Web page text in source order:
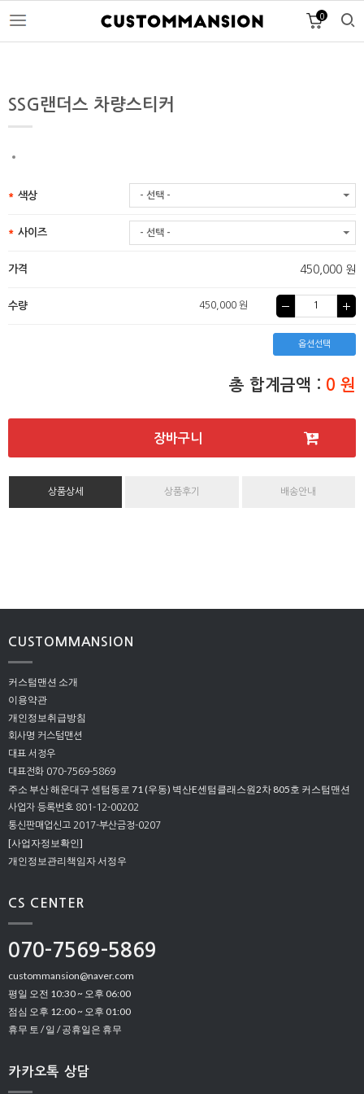
0
SSG랜더스 차량스티커
색상 - 선택 -
사이즈 - 선택 -
가격 450,000 원
수량 450,000 원
옵션선택
총 합계금액 : 0 원
장바구니
상품상세 상품후기 배송안내
CUSTOMMANSION
커스텀맨션 소개
이용약관
개인정보취급방침
회사명 커스텀맨션
대표 서정우
대표전화 070-7569-5869
주소 부산 해운대구 센텀동로 71 (우동) 벽산E센텀클래스원2차 805호 커스텀맨션
사업자 등록번호 801-12-00202
통신판매업신고 2017-부산금정-0207
[사업자정보확인]
개인정보관리책임자 서정우
CS CENTER
070-7569-5869
custommansion@naver.com
평일 오전 10:30 ~ 오후 06:00
점심 오후 12:00 ~ 오후 01:00
휴무 토 / 일 / 공휴일은 휴무
카카오톡 상담